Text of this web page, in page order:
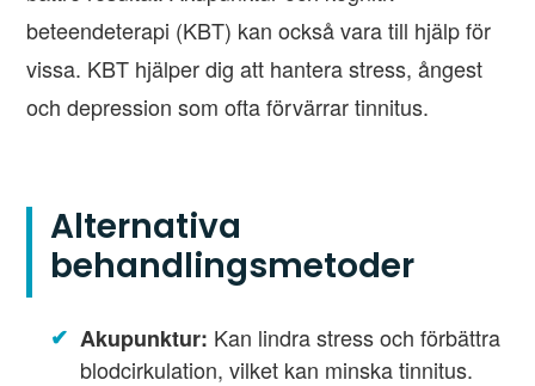
beteendeterapi (KBT) kan också vara till hjälp för
vissa. KBT hjälper dig att hantera stress, ångest
och depression som ofta förvärrar tinnitus.
Alternativa
behandlingsmetoder
Akupunktur: Kan lindra stress och förbättra
blodcirkulation, vilket kan minska tinnitus.